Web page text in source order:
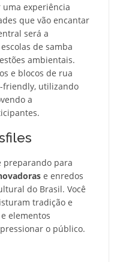
experiência
que vão encantar
será a
de samba
ambientais.
e blocos de rua
friendly, utilizando
a
preparando para
e enredos
do Brasil. Você
tradição e
elementos
o público.